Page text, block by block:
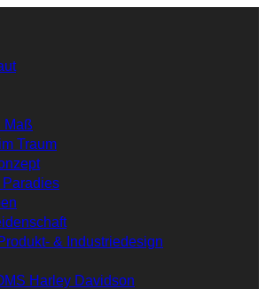
Maß
Traum
Paradies
& Industriedesign
Harley Davidson